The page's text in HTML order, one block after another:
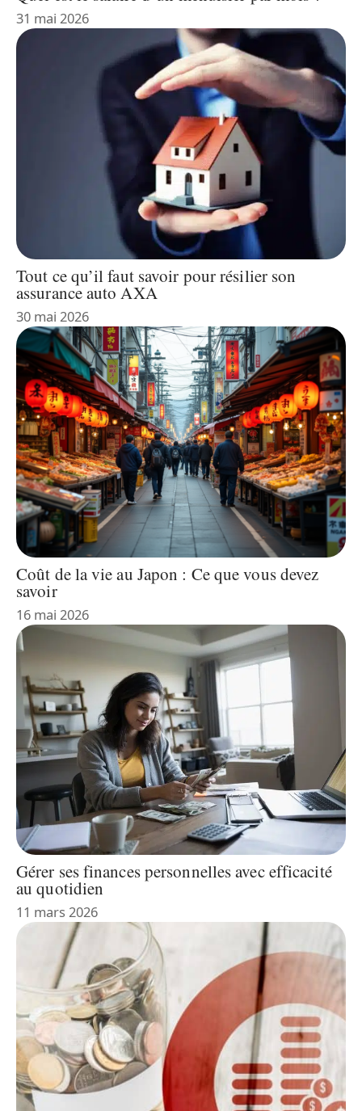
31 mai 2026
Tout ce qu’il faut savoir pour résilier son
assurance auto AXA
30 mai 2026
Coût de la vie au Japon : Ce que vous devez
savoir
16 mai 2026
Gérer ses finances personnelles avec efficacité
au quotidien
11 mars 2026